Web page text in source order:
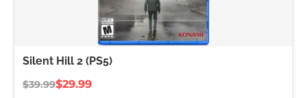
Silent Hill 2 (PS5)
$39.99$29.99